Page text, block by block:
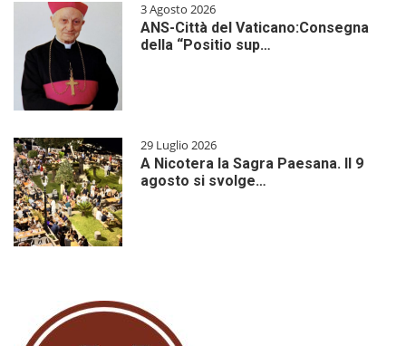
3 Agosto 2026
ANS-Città del Vaticano:Consegna
della “Positio sup…
29 Luglio 2026
A Nicotera la Sagra Paesana. Il 9
agosto si svolge…